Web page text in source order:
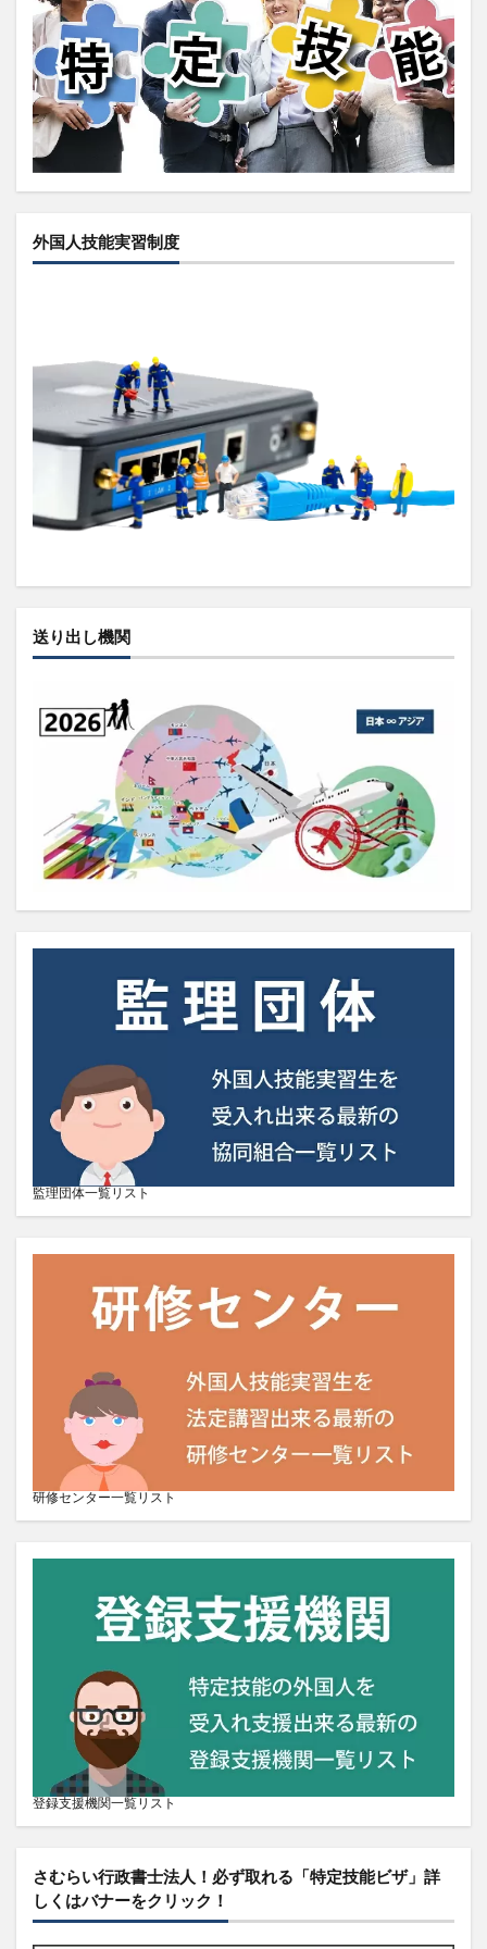
外国人技能実習制度
送り出し機関
監理団体一覧リスト
研修センター一覧リスト
登録支援機関一覧リスト
さむらい行政書士法人！必ず取れる「特定技能ビザ」詳
しくはバナーをクリック！